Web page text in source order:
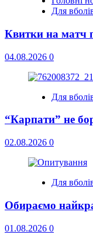
Для
Квитки на матч
04.08.2026 0
Для
“Карпати” не
02.08.2026 0
Для
Обираємо
01.08.2026 0